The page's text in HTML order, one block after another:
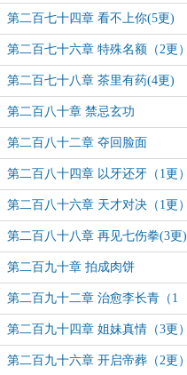
第二百七十四章 看不上你(5更)
第二百七十六章 特殊名额（2更）
第二百七十八章 茶里有药(4更)
第二百八十章 禁忌玄功
第二百八十二章 夺回脸面
第二百八十四章 以牙还牙（1更）
第二百八十六章 天才对决（1更）
第二百八十八章 再见七伤拳(3更)
第二百九十章 拍成肉饼
第二百九十二章 治愈李长青（1
更）
第二百九十四章 姐妹真情（3更）
第二百九十六章 开启帝葬（2更）